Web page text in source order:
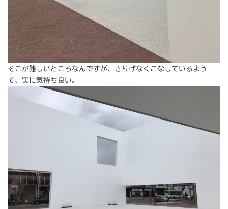
そこが難しいところなんですが、さりげなくこなしているよう
で、実に気持ち良い。